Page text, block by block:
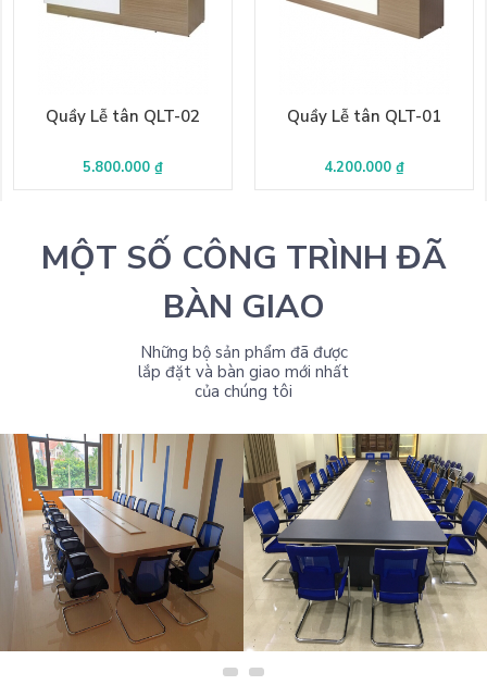
Quầy Lễ tân QLT-02
5.800.000 ₫
Quầy Lễ tân QLT-01
4.200.000 ₫
MỘT SỐ CÔNG TRÌNH ĐÃ
BÀN GIAO
Những bộ sản phẩm đã được
lắp đặt và bàn giao mới nhất
của chúng tôi